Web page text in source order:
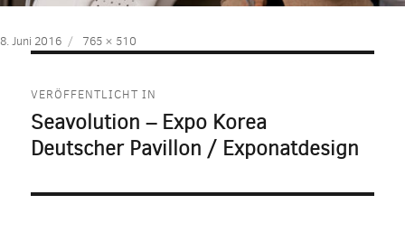
Veröffentlicht
8. Juni 2016
Volle
Größe
765 × 510
VERÖFFENTLICHT IN
Seavolution – Expo Korea
Deutscher Pavillon / Exponatdesign